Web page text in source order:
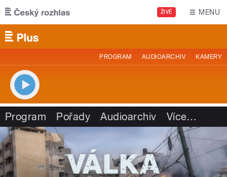
Přejít k hlavnímu obsahu
ŽIVĚ MENU
PROGRAM AUDIOARCHIV KAMERY
Program Pořady Audioarchiv Více…